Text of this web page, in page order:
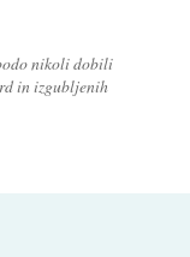
nikoli dobili
in izgubljenih